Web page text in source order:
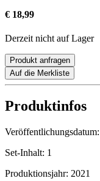
€ 18,99
Derzeit nicht auf Lager
Produkt anfragen
Auf die Merkliste
Produktinfos
Veröffentlichungsdatum:
Set-Inhalt: 1
Produktionsjahr: 2021